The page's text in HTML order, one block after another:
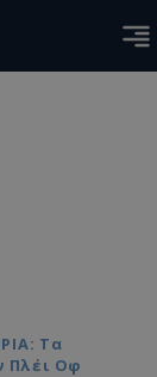
Τα
Πλέι Οφ